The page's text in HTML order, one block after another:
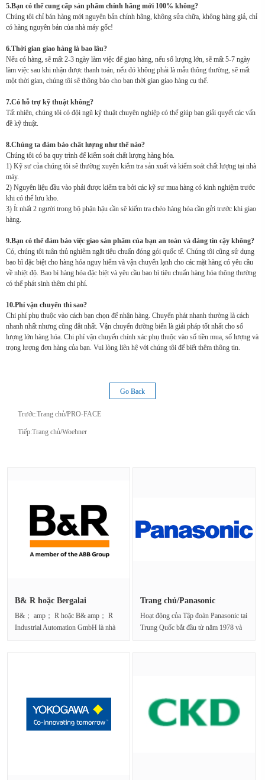
5.Bạn có thể cung cấp sản phẩm chính hãng mới 100% không?
Chúng tôi chỉ bán hàng mới nguyên bản chính hãng, không sửa chữa, không hàng giả, chỉ
có hàng nguyên bản của nhà máy gốc!
6.Thời gian giao hàng là bao lâu?
Nếu có hàng, sẽ mất 2-3 ngày làm việc để giao hàng, nếu số lượng lớn, sẽ mất 5-7 ngày
làm việc sau khi nhận được thanh toán, nếu đó không phải là mẫu thông thường, sẽ mất
một thời gian, chúng tôi sẽ thông báo cho bạn thời gian giao hàng cụ thể.
7.Có hỗ trợ kỹ thuật không?
Tất nhiên, chúng tôi có đội ngũ kỹ thuật chuyên nghiệp có thể giúp bạn giải quyết các vấn
đề kỹ thuật.
8.Chúng ta đảm bảo chất lượng như thế nào?
Chúng tôi có ba quy trình để kiểm soát chất lượng hàng hóa.
1) Kỹ sư của chúng tôi sẽ thường xuyên kiểm tra sản xuất và kiểm soát chất lượng tại nhà
máy.
2) Nguyên liệu đầu vào phải được kiểm tra bởi các kỹ sư mua hàng có kinh nghiệm trước
khi có thể lưu kho.
3) Ít nhất 2 người trong bộ phận hậu cần sẽ kiểm tra chéo hàng hóa cần gửi trước khi giao
hàng.
9.Bạn có thể đảm bảo việc giao sản phẩm của bạn an toàn và đáng tin cậy không?
Có, chúng tôi tuân thủ nghiêm ngặt tiêu chuẩn đóng gói quốc tế. Chúng tôi cũng sử dụng
bao bì đặc biệt cho hàng hóa nguy hiểm và vận chuyển lạnh cho các mặt hàng có yêu cầu
về nhiệt độ. Bao bì hàng hóa đặc biệt và yêu cầu bao bì tiêu chuẩn hàng hóa thông thường
có thể phát sinh thêm chi phí.
10.Phí vận chuyển thì sao?
Chi phí phụ thuộc vào cách bạn chọn để nhận hàng. Chuyển phát nhanh thường là cách
nhanh nhất nhưng cũng đắt nhất. Vận chuyển đường biển là giải pháp tốt nhất cho số
lượng lớn hàng hóa. Chi phí vận chuyển chính xác phụ thuộc vào số tiền mua, số lượng và
trọng lượng đơn hàng của bạn. Vui lòng liên hệ với chúng tôi để biết thêm thông tin.
Go Back
Trước:Trang chủ/PRO-FACE
Tiếp:Trang chủ/Woehner
B& R hoặc Bergalai
B&； amp； R hoặc B& amp； R
Industrial Automation GmbH là nhà
Trang chủ/Panasonic
Hoạt động của Tập đoàn Panasonic tại
Trung Quốc bắt đầu từ năm 1978 và